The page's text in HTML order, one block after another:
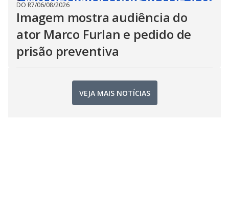
DO R7/06/08/2026
Imagem mostra audiência do
ator Marco Furlan e pedido de
prisão preventiva
VEJA MAIS NOTÍCIAS